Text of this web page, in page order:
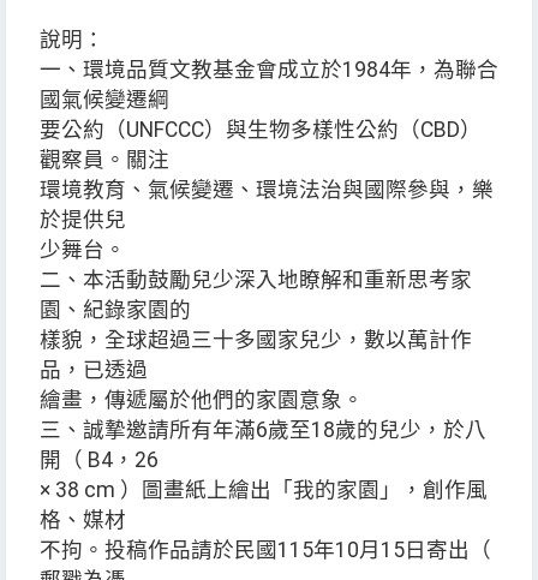
說明：
一、環境品質文教基金會成立於1984年，為聯合
國氣候變遷綱
要公約（UNFCCC）與生物多樣性公約（CBD）
觀察員。關注
環境教育、氣候變遷、環境法治與國際參與，樂
於提供兒
少舞台。
二、本活動鼓勵兒少深入地瞭解和重新思考家
園、紀錄家園的
樣貌，全球超過三十多國家兒少，數以萬計作
品，已透過
繪畫，傳遞屬於他們的家園意象。
三、誠摯邀請所有年滿6歲至18歲的兒少，於八
開（ B4，26
× 38 cm ）圖畫紙上繪出「我的家園」，創作風
格、媒材
不拘。投稿作品請於民國115年10月15日寄出（